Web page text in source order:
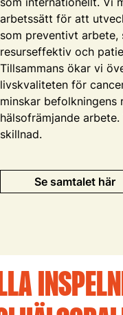
arbetssätt för att
som preventivt arbete,
resurseffektiv och
Tillsammans ökar vi
livskvaliteten för
minskar befolkningens
hälsofrämjande
skillnad.
Se samtalet här